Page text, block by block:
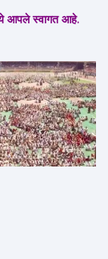
आपले स्वागत आहे.